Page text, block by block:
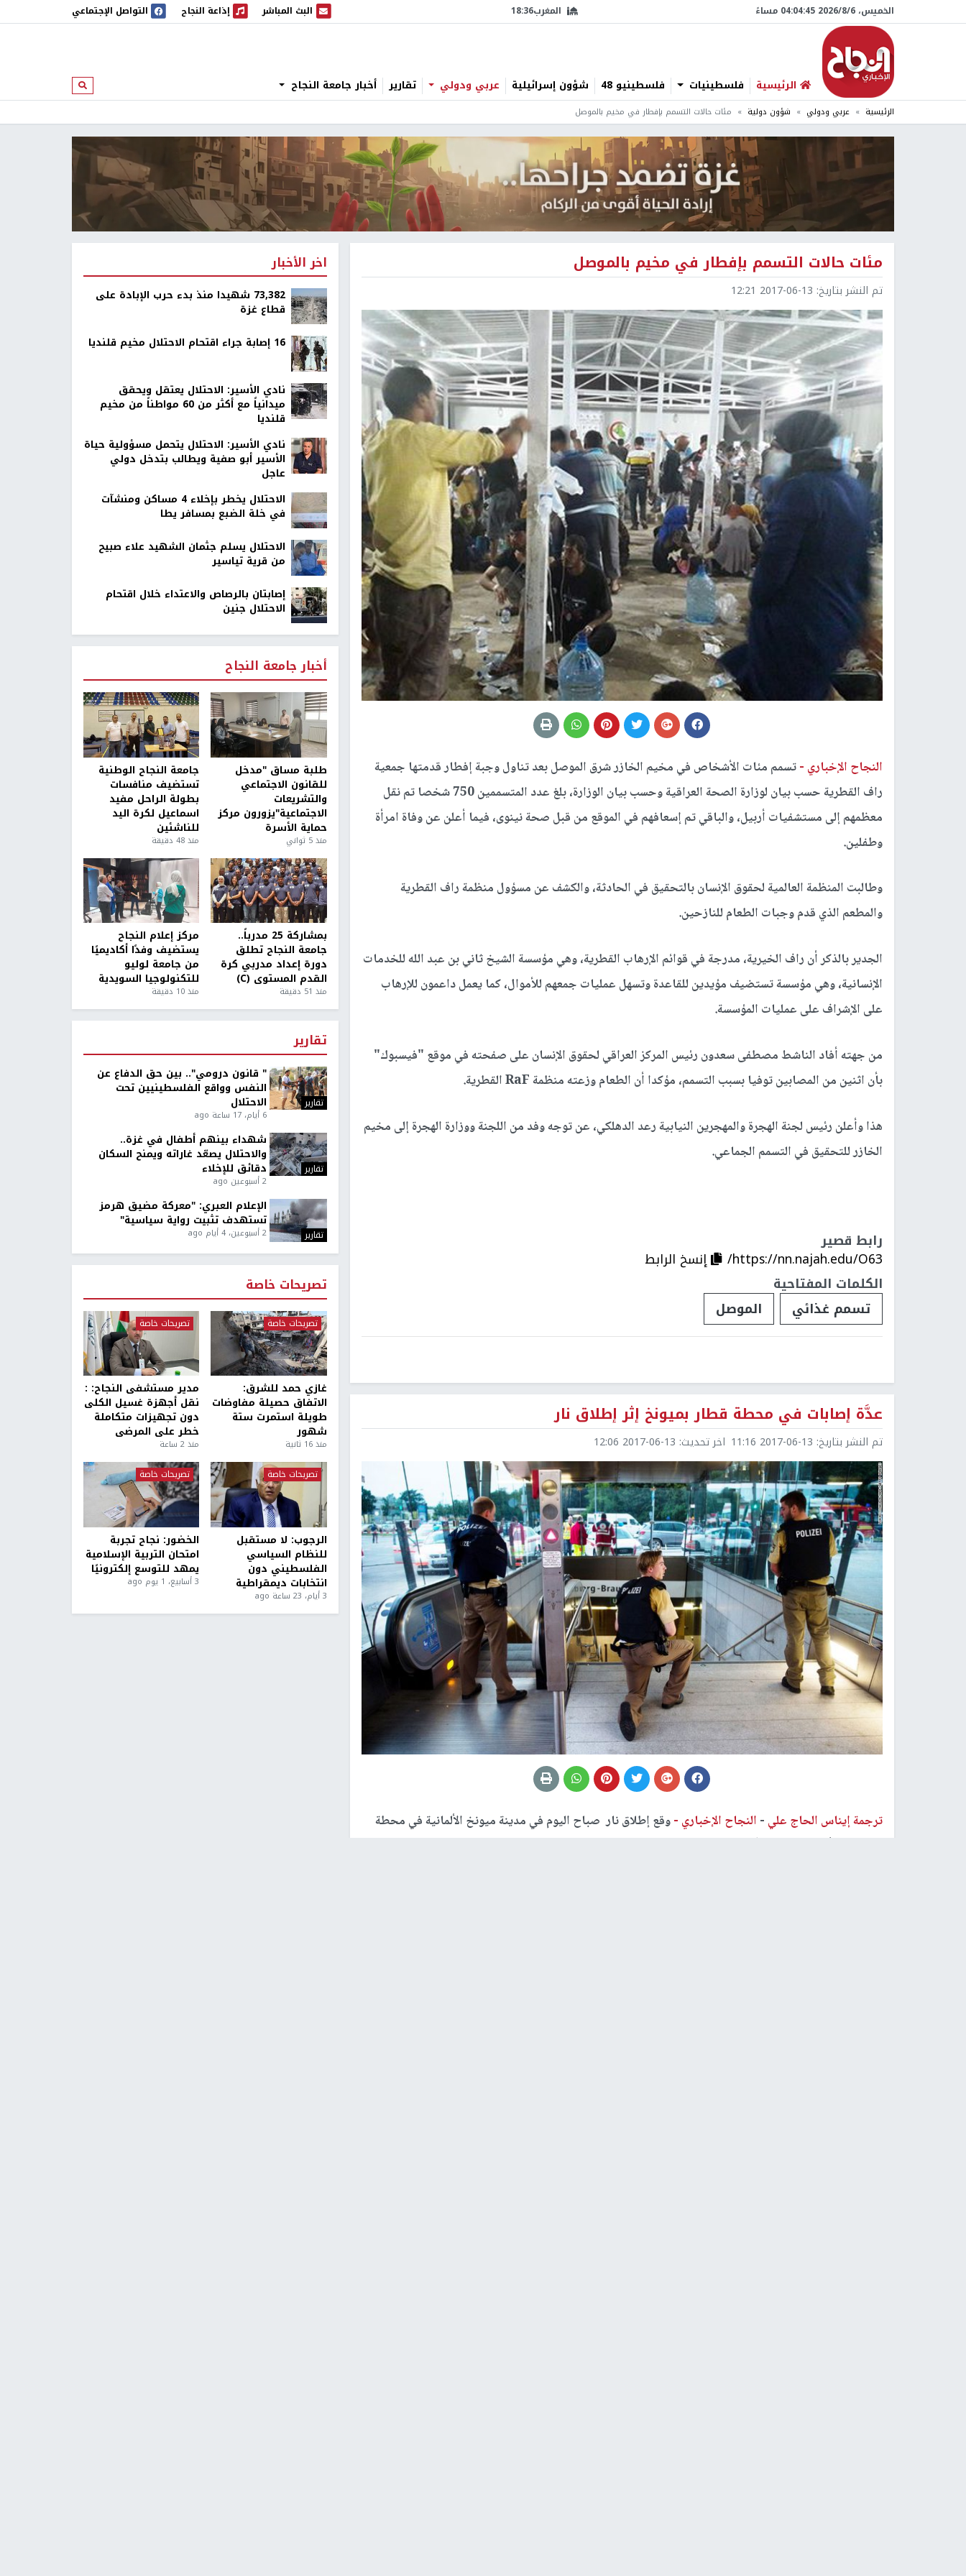
الخميس، 6/‏8/‏2026 04:04:46 مساءً المغرب18:36 البث المباشر
البث المباشر إذاعة النجاح
إذاعة النجاح التواصل الإجتماعي
الرئيسية فلسطينيات فلسطينيو 48 شؤون إسرائيلية عربي ودولي تقارير أخبار جامعة النجاح ابحث
الرئيسية عربي ودولي شؤون دولية مئات حالات التسمم بإفطار في مخيم بالموصل
مئات حالات التسمم بإفطار في مخيم بالموصل
تم النشر بتاريخ: 2017-06-13 12:21
النجاح الإخباري -تسمم مئات الأشخاص في مخيم الخازر شرق الموصل بعد تناول وجبة إفطار قدمتها جمعية
راف القطرية حسب بيان لوزارة الصحة العراقية وحسب بيان الوزارة، بلغ عدد المتسممين 750 شخصا تم نقل
معظمهم إلى مستشفيات أربيل، والباقي تم إسعافهم في الموقع من قبل صحة نينوى، فيما أعلن عن وفاة امرأة
وطفلين.
وطالبت المنظمة العالمية لحقوق الإنسان بالتحقيق في الحادثة، والكشف عن مسؤول منظمة راف القطرية
والمطعم الذي قدم وجبات الطعام للنازحين.
الجدير بالذكر أن راف الخيرية، مدرجة في قوائم الإرهاب القطرية، وهي مؤسسة الشيخ ثاني بن عبد الله للخدمات
الإنسانية، وهي مؤسسة تستضيف مؤيدين للقاعدة وتسهل عمليات جمعهم للأموال، كما يعمل داعمون للإرهاب
على الإشراف على عمليات المؤسسة.
من جهته أفاد الناشط مصطفى سعدون رئيس المركز العراقي لحقوق الإنسان على صفحته في موقع "فيسبوك"
بأن اثنين من المصابين توفيا بسبب التسمم، مؤكدا أن الطعام وزعته منظمة RaF القطرية.
هذا وأعلن رئيس لجنة الهجرة والمهجرين النيابية رعد الدهلكي، عن توجه وفد من اللجنة ووزارة الهجرة إلى مخيم
الخازر للتحقيق في التسمم الجماعي.
رابط قصير
https://nn.najah.edu/O63/
إنسخ الرابط
الكلمات المفتاحية
تسمم غذائي
الموصل
عدَّة إصابات في محطة قطار بميونخ إثر إطلاق نار
تم النشر بتاريخ: 2017-06-13 11:16 اخر تحديث: 2017-06-13 12:06
ترجمة إيناس الحاج علي - النجاح الإخباري -وقع إطلاق نار صباح اليوم في مدينة ميونخ الألمانية في محطة
اخر الأخبار
73,382 شهيدا منذ بدء حرب الإبادة على
قطاع غزة
16 إصابة جراء اقتحام الاحتلال مخيم قلنديا
نادي الأسير: الاحتلال يعتقل ويحقق
ميدانياً مع أكثر من 60 مواطناً من مخيم
قلنديا
نادي الأسير: الاحتلال يتحمل مسؤولية حياة
الأسير أبو صفية ويطالب بتدخل دولي
عاجل
الاحتلال يخطر بإخلاء 4 مساكن ومنشآت
في خلة الضبع بمسافر يطا
الاحتلال يسلم جثمان الشهيد علاء صبيح
من قرية تياسير
إصابتان بالرصاص والاعتداء خلال اقتحام
الاحتلال جنين
أخبار جامعة النجاح
طلبة مساق "مدخل
للقانون الاجتماعي
والتشريعات
الاجتماعية"يزورون مركز
حماية الأسرة
منذ 5 ثواني
جامعة النجاح الوطنية
تستضيف منافسات
بطولة الراحل مفيد
اسماعيل لكرة اليد
للناشئين
منذ 48 دقيقة
بمشاركة 25 مدرباً..
جامعة النجاح تطلق
دورة إعداد مدربي كرة
القدم المستوى (C)
منذ 51 دقيقة
مركز إعلام النجاح
يستضيف وفدًا أكاديميًا
من جامعة لوليو
للتكنولوجيا السويدية
منذ 10 دقيقة
تقارير
تقارير
" قانون درومي".. بين حق الدفاع عن
النفس وواقع الفلسطينيين تحت
الاحتلال
6 أيام، 17 ساعة ago
تقارير
شهداء بينهم أطفال في غزة..
والاحتلال يصعّد غاراته ويمنح السكان
دقائق للإخلاء
2 أسبوعين ago
تقارير
الإعلام العبري: "معركة مضيق هرمز
تستهدف تثبيت رواية سياسية"
2 أسبوعين، 4 أيام ago
تصريحات خاصة
تصريحات خاصة
غازي حمد للشرق:
الاتفاق حصيلة مفاوضات
طويلة استمرت ستة
شهور
منذ 16 ثانية
تصريحات خاصة
مدير مستشفى النجاح: :
نقل أجهزة غسيل الكلى
دون تجهيزات متكاملة
خطر على المرضى
منذ 2 ساعة
تصريحات خاصة
الرجوب: لا مستقبل
للنظام السياسي
الفلسطيني دون
انتخابات ديمقراطية
3 أيام، 23 ساعة ago
تصريحات خاصة
الخضور: نجاح تجربة
امتحان التربية الإسلامية
يمهد للتوسع إلكترونيًا
3 أسابيع، 1 يوم ago